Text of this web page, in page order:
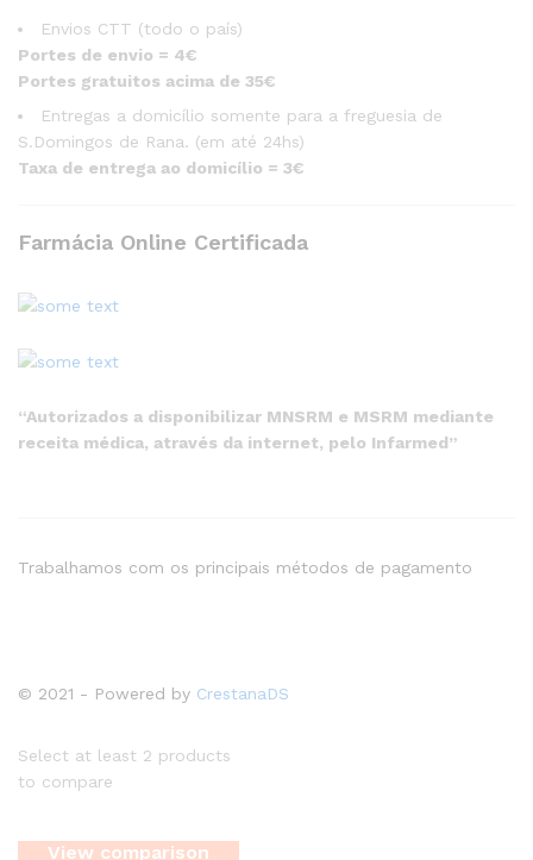
Envios CTT (todo o país)
Portes de envio = 4€
Portes gratuitos acima de 35€
Entregas a domicílio somente para a freguesia de
S.Domingos de Rana. (em até 24hs)
Taxa de entrega ao domicílio = 3€
Farmácia Online Certificada
“Autorizados a disponibilizar MNSRM e MSRM mediante
receita médica, através da internet, pelo Infarmed”
© 2021 - Powered by CrestanaDS
Trabalhamos com os principais métodos de pagamento
Select at least 2 products
to compare
View comparison